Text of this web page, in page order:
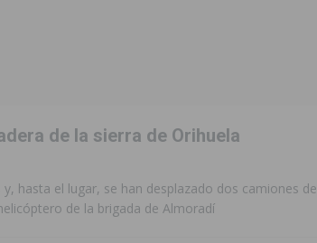
78.000 espectadores
las mujeres víctimas de violencia
Virgen de la Salud y San Miguel
de la sierra de Orihuela
hasta el lugar, se han desplazado dos camiones de
de la brigada de Almoradí